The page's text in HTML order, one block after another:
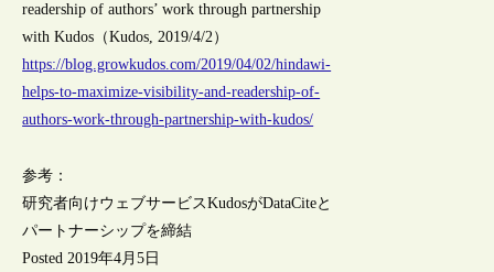
readership of authors’ work through partnership
with Kudos（Kudos, 2019/4/2）
https://blog.growkudos.com/2019/04/02/hindawi-
helps-to-maximize-visibility-and-readership-of-
authors-work-through-partnership-with-kudos/
参考：
研究者向けウェブサービスKudosがDataCiteと
パートナーシップを締結
Posted 2019年4月5日